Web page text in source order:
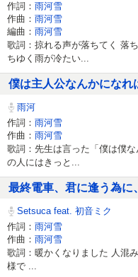
作詞： 雨河雪
作曲： 雨河雪
編曲： 雨河雪
歌詞：掠れる声が落ちてく 落
ちゆく雨が冷たい...
僕は主人公なんかになれ
雨河
作詞： 雨河雪
作曲： 雨河雪
歌詞：先生は言った「僕は僕
の人にはきっと...
最終電車、君に逢う為に
Setsuca feat. 初音ミク
作詞： 雨河雪
作曲： 雨河雪
歌詞：暖かくなりました 人混
様で ...